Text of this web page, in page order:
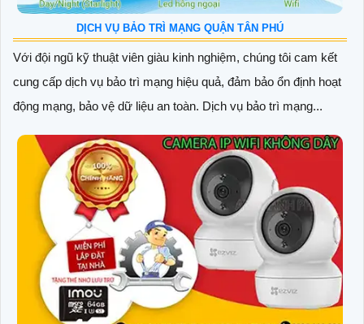
DỊCH VỤ BẢO TRÌ MẠNG QUẬN TÂN PHÚ
Với đội ngũ kỹ thuật viên giàu kinh nghiệm, chúng tôi cam kết
cung cấp dịch vụ bảo trì mạng hiệu quả, đảm bảo ổn định hoạt
động mạng, bảo vệ dữ liệu an toàn. Dịch vụ bảo trì mạng...